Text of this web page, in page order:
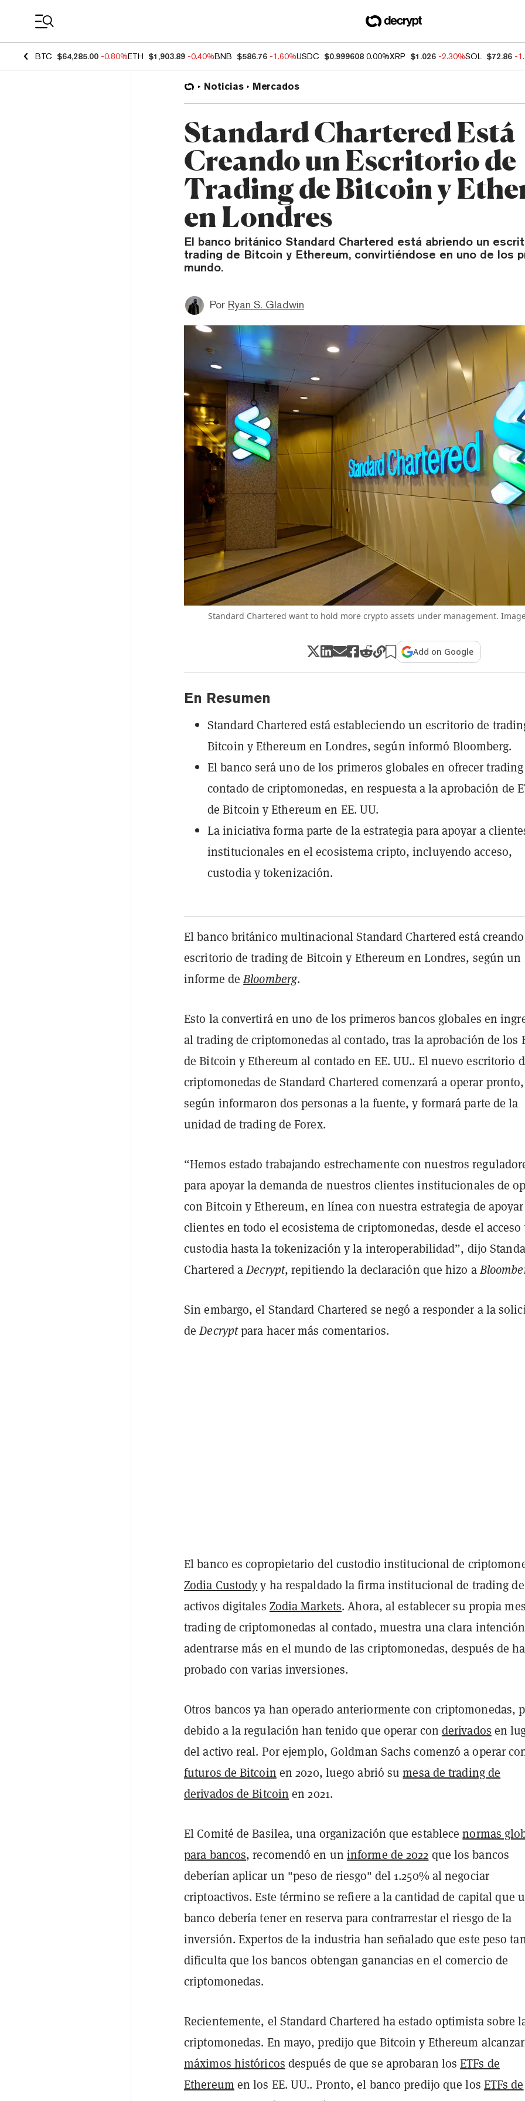
BTC $64,285.00 -0.80%ETH $1,903.89 -0.40%BNB $586.76 -1.60%USDC $0.999608 0.00%XRP $1.026 -2.30%SOL $72.86 -
Noticias Mercados
Standard Chartered Está
Creando un Escritorio de
Trading de Bitcoin y
en Londres
El banco británico Standard Chartered está abriendo un
trading de Bitcoin y Ethereum, convirtiéndose en uno de los
mundo.
Por Ryan S. Gladwin
Standard Chartered want to hold more crypto assets under management.
Add on Google
En Resumen
Standard Chartered está estableciendo un escritorio de
Bitcoin y Ethereum en Londres, según informó Bloomberg.
El banco será uno de los primeros globales en ofrecer
contado de criptomonedas, en respuesta a la aprobación de
de Bitcoin y Ethereum en EE. UU.
La iniciativa forma parte de la estrategia para apoyar a
institucionales en el ecosistema cripto, incluyendo acceso,
custodia y tokenización.
El banco británico multinacional Standard Chartered está
escritorio de trading de Bitcoin y Ethereum en Londres, según un
informe deBloomberg.
Esto la convertirá en uno de los primeros bancos globales en
al trading de criptomonedas al contado, tras la aprobación de los
de Bitcoin y Ethereum al contado en EE. UU.. El nuevo escritorio
criptomonedas de Standard Chartered comenzará a operar pronto,
según informaron dos personas a la fuente, y formará parte de la
unidad de trading de Forex.
“Hemos estado trabajando estrechamente con nuestros
para apoyar la demanda de nuestros clientes institucionales de
con Bitcoin y Ethereum, en línea con nuestra estrategia de
clientes en todo el ecosistema de criptomonedas, desde el acceso
custodia hasta la tokenización y la interoperabilidad”, dijo
Chartered aDecrypt, repitiendo la declaración que hizo a
Sin embargo, el Standard Chartered se negó a responder a la
deDecryptpara hacer más comentarios.
El banco es copropietario del custodio institucional de
Zodia Custodyy ha respaldado la firma institucional de trading de
activos digitales Zodia Markets. Ahora, al establecer su propia
trading de criptomonedas al contado, muestra una clara
adentrarse más en el mundo de las criptomonedas, después de
probado con varias inversiones.
Otros bancos ya han operado anteriormente con criptomonedas,
debido a la regulación han tenido que operar con derivados en
del activo real. Por ejemplo, Goldman Sachs comenzó a operar
futuros de Bitcoin en 2020, luego abrió sumesa de trading de
derivados de Bitcoin en 2021.
El Comité de Basilea, una organización que establecenormas
para bancos, recomendó en un informe de 2022 que los bancos
deberían aplicar un "peso de riesgo" del 1.250% al negociar
criptoactivos. Este término se refiere a la cantidad de capital que
banco debería tener en reserva para contrarrestar el riesgo de la
inversión. Expertos de la industria han señalado que este peso
dificulta que los bancos obtengan ganancias en el comercio de
criptomonedas.
Recientemente, el Standard Chartered ha estado optimista sobre
criptomonedas. En mayo, predijo que Bitcoin y Ethereum
máximos históricos después de que se aprobaran losETFs de
Ethereum en los EE. UU.. Pronto, el banco predijo que los ETFs de